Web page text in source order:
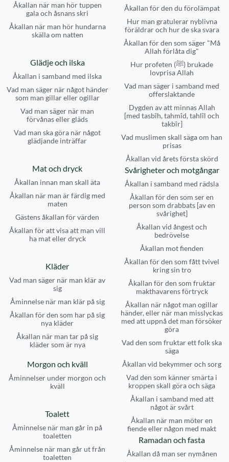
Åkallan för den du förolämpat
Hur man gratulerar nyblivna
föräldrar och hur de ska svara
Åkallan för den som säger "Må
Allah förlåta dig"
Hur profeten (ﷺ) brukade
lovprisa Allah
Vad man säger i samband med
offerslaktande
Dygden av att minnas Allah
[med tasbîh, tahmîd, tahlîl och
takbîr]
Vad muslimen skall säga om han
prisas
Åkallan vid årets första skörd
Åkallan när man hör tuppen
gala och åsnans skri
Åkallan när man hör hundarna
skälla om natten
Glädje och ilska
Åkallan i samband med ilska
Vad man säger när något händer
som man gillar eller ogillar
Vad man säger när man
förvånas eller gläds
Vad man ska göra när något
glädjande inträffar
Mat och dryck
Åkallan innan man skall äta
Åkallan när man är färdig med
maten
Gästens åkallan för värden
Åkallan för att visa att man vill
ha mat eller dryck
Svårigheter och motgångar
Åkallan i samband med rädsla
Åkallan för den som ser en
person som drabbats [av en
svårighet]
Åkallan vid ångest och
bedrövelse
Åkallan mot fienden
Åkallan för den som fått tvivel
kring sin tro
Åkallan för den som fruktar
makthavarens förtryck
Åkallan när något man ogillar
händer, eller när man misslyckas
med att uppnå det man försöker
göra
Vad den som fruktar ett folk ska
säga
Åkallan vid bekymmer och sorg
Vad den som känner smärta i
kroppen skall göra och säga
Åkallan i samband med att
något är svårt
Åkallan när man möter en
fiende eller någon med makt
Kläder
Vad man säger när man klär av
sig
Åminnelse när man klär på sig
Åkallan för den som har på sig
nya kläder
Åkallan när man tar på sig
kläder som är nya
Morgon och kväll
Åminnelser under morgon och
kväll
Toalett
Åminnelse när man går in på
toaletten
Åminnelse när man går ut från
toaletten
Ramadan och fasta
Åkallan då man ser nymånen